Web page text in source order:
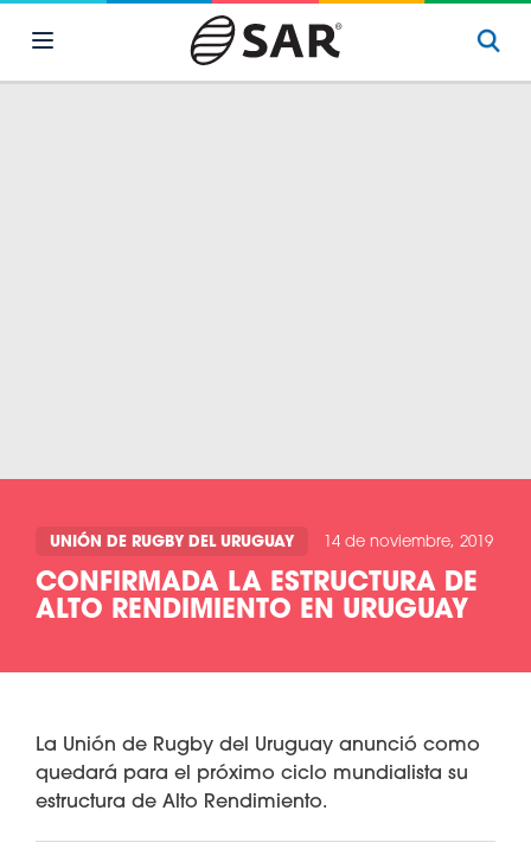
UNIÓN DE RUGBY DEL URUGUAY 14 de noviembre, 2019
CONFIRMADA LA ESTRUCTURA DE
ALTO RENDIMIENTO EN URUGUAY
La Unión de Rugby del Uruguay anunció como
quedará para el próximo ciclo mundialista su
estructura de Alto Rendimiento.